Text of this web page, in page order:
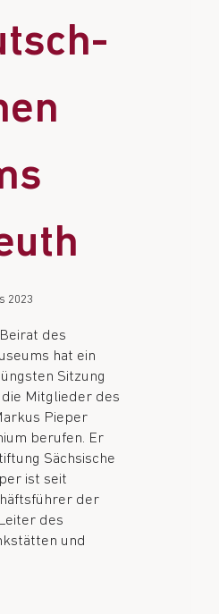
2023
des
hat ein
Sitzung
die Mitglieder des
Pieper
berufen. Er
Sächsische
ist seit
der
des
und